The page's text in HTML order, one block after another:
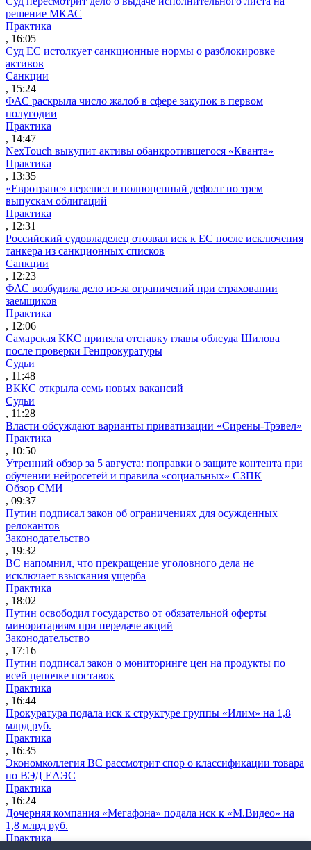
решение МКАС
Практика
, 16:05
Суд ЕС истолкует санкционные нормы о разблокировке
активов
Санкции
, 15:24
ФАС раскрыла число жалоб в сфере закупок в первом
полугодии
Практика
, 14:47
NexTouch выкупит активы обанкротившегося «Кванта»
Практика
, 13:35
«Евротранс» перешел в полноценный дефолт по трем
выпускам облигаций
Практика
, 12:31
Российский судовладелец отозвал иск к ЕС после исключения
танкера из санкционных списков
Санкции
, 12:23
ФАС возбудила дело из-за ограничений при страховании
заемщиков
Практика
, 12:06
Самарская ККС приняла отставку главы облсуда Шилова
после проверки Генпрокуратуры
Судьи
, 11:48
ВККС открыла семь новых вакансий
Судьи
, 11:28
Власти обсуждают варианты приватизации «Сирены-Трэвел»
Практика
, 10:50
Утренний обзор за 5 августа: поправки о защите контента при
обучении нейросетей и правила «социальных» СЗПК
Обзор СМИ
, 09:37
Путин подписал закон об ограничениях для осужденных
релокантов
Законодательство
, 19:32
ВС напомнил, что прекращение уголовного дела не
исключает взыскания ущерба
Практика
, 18:02
Путин освободил государство от обязательной оферты
миноритариям при передаче акций
Законодательство
, 17:16
Путин подписал закон о мониторинге цен на продукты по
всей цепочке поставок
Практика
, 16:44
Прокуратура подала иск к структуре группы «Илим» на 1,8
млрд руб.
Практика
, 16:35
Экономколлегия ВС рассмотрит спор о классификации товара
по ВЭД ЕАЭС
Практика
, 16:24
Дочерняя компания «Мегафона» подала иск к «М.Видео» на
1,8 млрд руб.
Практика